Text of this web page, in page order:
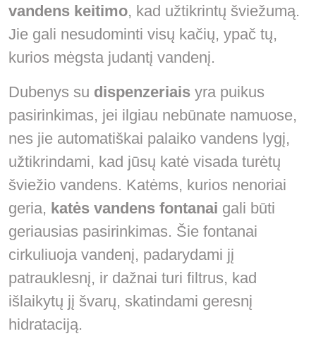
vandens keitimo, kad užtikrintų šviežumą.
Jie gali nesudominti visų kačių, ypač tų,
kurios mėgsta judantį vandenį.
Dubenys su dispenzeriais yra puikus
pasirinkimas, jei ilgiau nebūnate namuose,
nes jie automatiškai palaiko vandens lygį,
užtikrindami, kad jūsų katė visada turėtų
šviežio vandens. Katėms, kurios nenoriai
geria, katės vandens fontanai gali būti
geriausias pasirinkimas. Šie fontanai
cirkuliuoja vandenį, padarydami jį
patrauklesnį, ir dažnai turi filtrus, kad
išlaikytų jį švarų, skatindami geresnį
hidrataciją.